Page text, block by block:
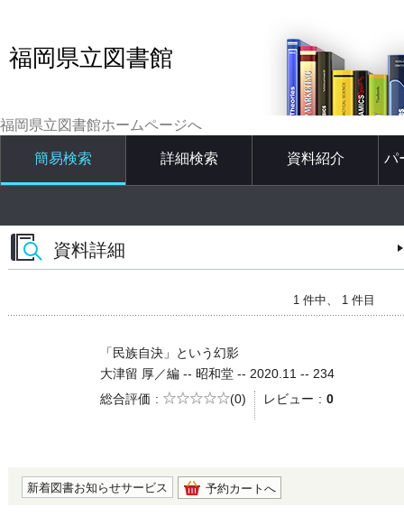
福岡県立図書館
福岡県立図書館ホームページへ
簡易検索 詳細検索 資料紹介 パ
資料詳細
1 件中、 1 件目
「民族自決」という幻影
大津留 厚／編 -- 昭和堂 -- 2020.11 -- 234
総合評価
5段階評価
(0) レビュー 0
新着図書お知らせサービス 予約カートへ